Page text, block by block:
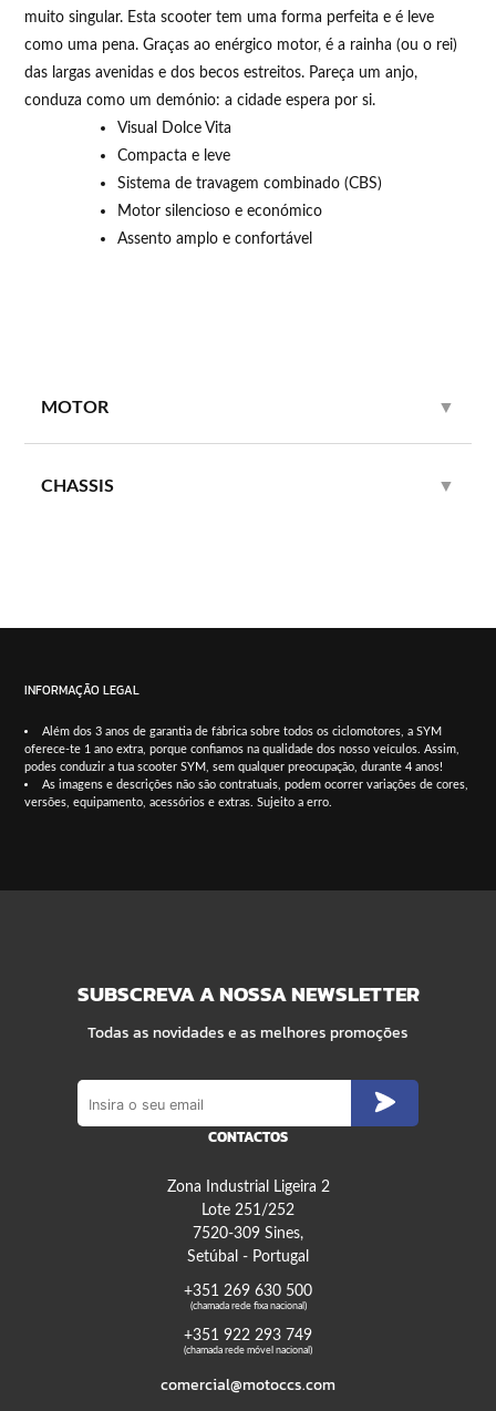
muito singular. Esta scooter tem uma forma perfeita e é leve
como uma pena. Graças ao enérgico motor, é a rainha (ou o rei)
das largas avenidas e dos becos estreitos. Pareça um anjo,
conduza como um demónio: a cidade espera por si.
Visual Dolce Vita
Compacta e leve
Sistema de travagem combinado (CBS)
Motor silencioso e económico
Assento amplo e confortável
MOTOR ▼
CHASSIS ▼
INFORMAÇÃO LEGAL
Além dos 3 anos de garantia de fábrica sobre todos os ciclomotores, a SYM
oferece-te 1 ano extra, porque confiamos na qualidade dos nosso veículos. Assim,
podes conduzir a tua scooter SYM, sem qualquer preocupação, durante 4 anos!
As imagens e descrições não são contratuais, podem ocorrer variações de cores,
versões, equipamento, acessórios e extras. Sujeito a erro.
SUBSCREVA A NOSSA NEWSLETTER
Todas as novidades e as melhores promoções
CONTACTOS
Zona Industrial Ligeira 2
Lote 251/252
7520-309 Sines,
Setúbal - Portugal
+351 269 630 500
(chamada rede fixa nacional)
+351 922 293 749
(chamada rede móvel nacional)
comercial@motoccs.com